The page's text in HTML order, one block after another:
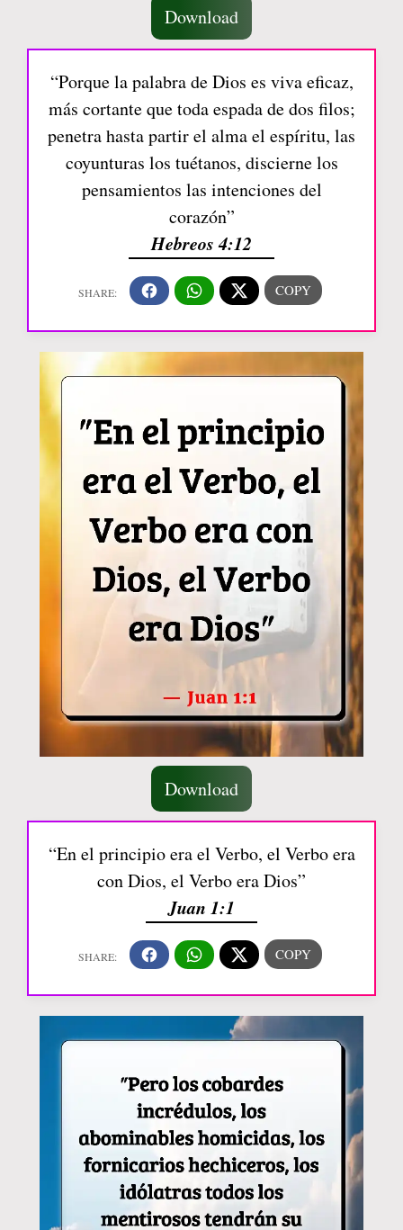
Download
“Porque la palabra de Dios es viva eficaz,
más cortante que toda espada de dos filos;
penetra hasta partir el alma el espíritu, las
coyunturas los tuétanos, discierne los
pensamientos las intenciones del
corazón”
Hebreos 4:12
Download
“En el principio era el Verbo, el Verbo era
con Dios, el Verbo era Dios”
Juan 1:1